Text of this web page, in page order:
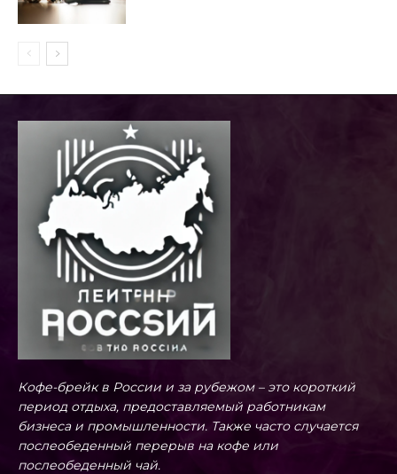
Кофе-брейк в России и за рубежом – это короткий
период отдыха, предоставляемый работникам
бизнеса и промышленности. Также часто случается
послеобеденный перерыв на кофе или
послеобеденный чай.